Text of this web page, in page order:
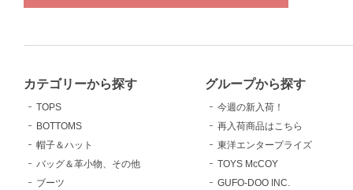
カテゴリーから探す
TOPS
BOTTOMS
帽子＆ハット
バッグ＆革小物、その他
ブーツ
グループから探す
今週の新入荷！
再入荷商品はこちら
東洋エンタープライズ
TOYS McCOY
GUFO-DOO INC.